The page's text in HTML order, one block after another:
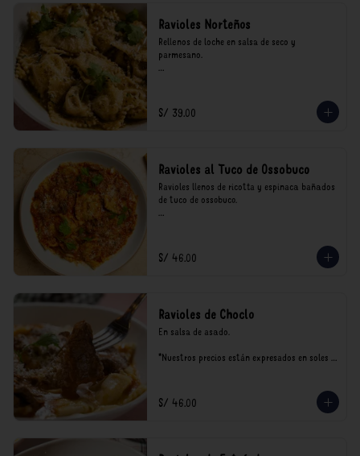
Ravioles Norteños
Rellenos de loche en salsa de seco y
parmesano.
consumo.
S/ 39.00
Ravioles al Tuco de Ossobuco
Ravioles llenos de ricotta y espinaca bañados
de tuco de ossobuco.
consumo.
S/ 46.00
Ravioles de Choclo
En salsa de asado.
*Nuestros precios están expresados en soles e
S/ 46.00